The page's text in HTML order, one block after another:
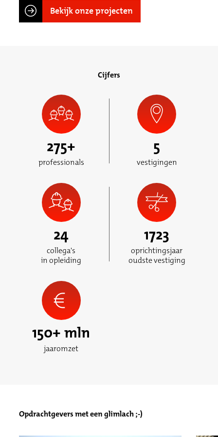
Bekijk onze projecten
Cijfers
275+
professionals
5
vestigingen
24
collega's
in opleiding
1723
oprichtingsjaar
oudste vestiging
150+ mln
jaaromzet
Opdrachtgevers met een glimlach ;-)